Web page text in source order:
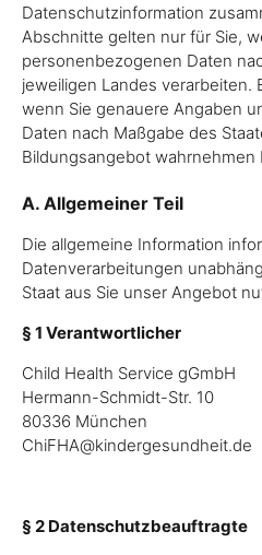
Datenschutzinformation
Abschnitte gelten nur für Sie,
personenbezogenen Daten
jeweiligen Landes verarbeiten.
wenn Sie genauere Angaben
Daten nach Maßgabe des
Bildungsangebot wahrnehmen
A. Allgemeiner Teil
Die allgemeine Information
Datenverarbeitungen
Staat aus Sie unser Angebot
§ 1 Verantwortlicher
Child Health Service gGmbH
Hermann-Schmidt-Str. 10
80336 München
ChiFHA@kindergesundheit.de
§ 2 Datenschutzbeauftragte